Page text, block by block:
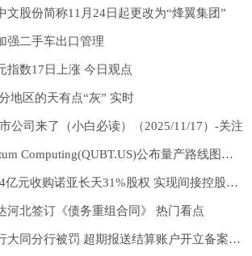
文股份简称11月24日起更改为“烽翼集团”
强二手车出口管理
指数17日上涨 今日观点
地区的天有点“灰” 实时
公司来了（小白必读）（2025/11/17）-关注
每日速讯：Quantum Computing(QUBT.US)公布量产路线图并获15亿美元融资，股价盘前大涨
普冉股份：拟1.44亿元收购诺亚长天31%股权 实现间接控股高性能闪存公司SHM|热点聚焦
河北签订《债务重组合同》 热门看点
快看点丨晋商银行大同分行被罚 超期报送结算账户开立备案资料